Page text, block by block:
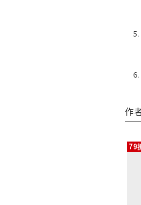
作
79